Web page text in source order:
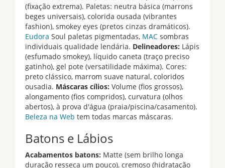
(fixação extrema). Paletas: neutra básica (marrons
beges universais), colorida ousada (vibrantes
fashion), smokey eyes (pretos cinzas dramáticos).
Eudora Soul paletas pigmentadas, MAC sombras
individuais qualidade lendária. Delineadores: Lápis
(esfumado smokey), líquido caneta (traço preciso
gatinho), gel pote (versatilidade máxima). Cores:
preto clássico, marrom suave natural, coloridos
ousadia. Máscaras cílios: Volume (fios grossos),
alongamento (fios compridos), curvatura (olhos
abertos), à prova d'água (praia/piscina/casamento).
Beleza na Web tem todas marcas máscaras.
Batons e Lábios
Acabamentos batons: Matte (sem brilho longa
duração resseca um pouco), cremoso (hidratação